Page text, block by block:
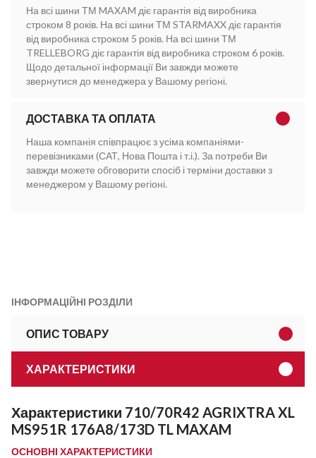
На всі шини ТМ MAXAM діє гарантія від виробника
строком 8 років. На всі шини ТМ STARMAXX діє гарантія
від виробника строком 5 років. На всі шини ТМ
TRELLEBORG діє гарантія від виробника строком 6 років.
Щодо детальної інформації Ви завжди можете
звернутися до менеджера у Вашому регіоні.
ДОСТАВКА ТА ОПЛАТА
Наша компанія співпрацює з усіма компаніями-
перевізниками (САТ, Нова Пошта і т.і.). За потреби Ви
завжди можете обговорити спосіб і терміни доставки з
менеджером у Вашому регіоні.
ІНФОРМАЦІЙНІ РОЗДІЛИ
ОПИС ТОВАРУ
ХАРАКТЕРИСТИКИ
Характеристики 710/70R42 AGRIXTRA XL
MS951R 176A8/173D TL MAXAM
ОСНОВНІ ХАРАКТЕРИСТИКИ